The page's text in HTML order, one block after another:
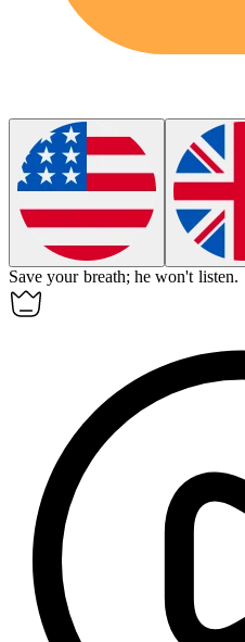
Save your breath; he won't listen.